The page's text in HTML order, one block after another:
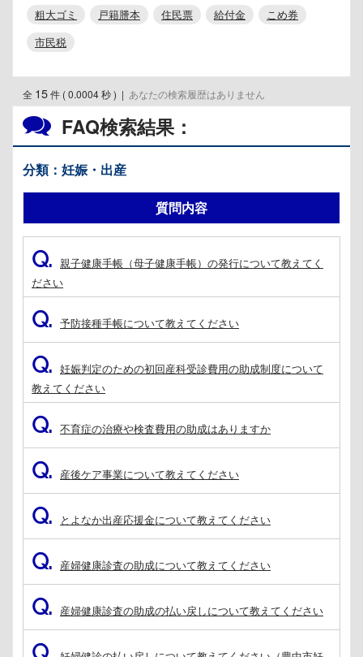
粗大ゴミ
戸籍謄本 住民票 給付金
こめ券
市民税
FAQ検索結果：
分類：妊娠・出産
全 15件 ( 0.0004 秒 ) | あなたの検索履歴はありません
質問内容
Q. 親子健康手帳（母子健康手帳）の発行について教えてく
ださい
Q. 予防接種手帳について教えてください
Q. 妊娠判定のための初回産科受診費用の助成制度について
教えてください
Q. 不育症の治療や検査費用の助成はありますか
Q. 産後ケア事業について教えてください
Q. とよなか出産応援金について教えてください
Q. 産婦健康診査の助成について教えてください
Q. 産婦健康診査の助成の払い戻しについて教えてください